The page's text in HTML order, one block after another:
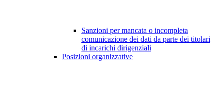
Sanzioni per mancata o incompleta
comunicazione dei dati da parte dei titolari
di incarichi dirigenziali
Posizioni organizzative